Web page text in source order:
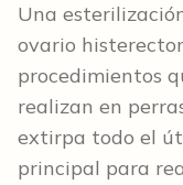
Una
ovario
procedimientos
realizan en
extirpa todo el
principal para